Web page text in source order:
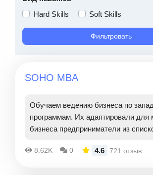
Hard Skills
Soft Skills
Фильтровать
SOHO MBA
Обучаем ведению бизнеса по
программам. Их адаптировали для
бизнеса предприниматели из
8.62K 0 4.6 721 отзыв